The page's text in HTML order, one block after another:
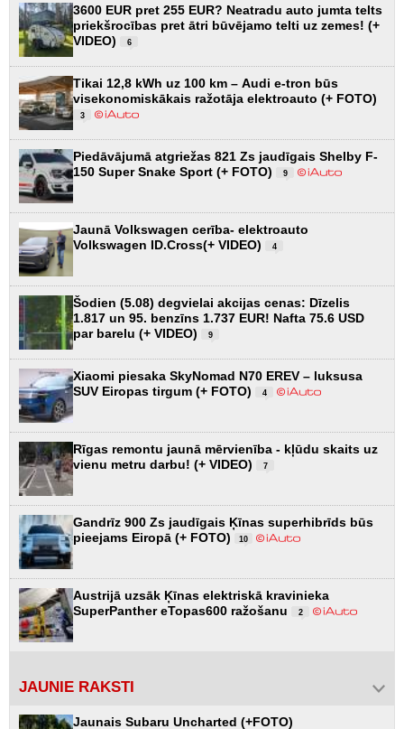
3600 EUR pret 255 EUR? Neatradu auto jumta telts
priekšrocības pret ātri būvējamo telti uz zemes! (+
VIDEO)
6
Tikai 12,8 kWh uz 100 km – Audi e-tron būs
visekonomiskākais ražotāja elektroauto (+ FOTO)
3
Piedāvājumā atgriežas 821 Zs jaudīgais Shelby F-
150 Super Snake Sport (+ FOTO)
9
Jaunā Volkswagen cerība- elektroauto
Volkswagen ID.Cross(+ VIDEO)
4
Šodien (5.08) degvielai akcijas cenas: Dīzelis
1.817 un 95. benzīns 1.737 EUR! Nafta 75.6 USD
par barelu (+ VIDEO)
9
Xiaomi piesaka SkyNomad N70 EREV – luksusa
SUV Eiropas tirgum (+ FOTO)
4
Rīgas remontu jaunā mērvienība - kļūdu skaits uz
vienu metru darbu! (+ VIDEO)
7
Gandrīz 900 Zs jaudīgais Ķīnas superhibrīds būs
pieejams Eiropā (+ FOTO)
10
Austrijā uzsāk Ķīnas elektriskā kravinieka
SuperPanther eTopas600 ražošanu
2
JAUNIE RAKSTI
Jaunais Subaru Uncharted (+FOTO)